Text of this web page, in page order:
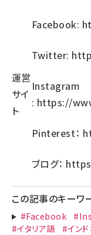
運営
サイ
ト
Facebook:
Twitter:
Instagram
: https://
Pinterest：
ブログ：
この記事のキーワ
#Facebook
#イタリア語
#イン